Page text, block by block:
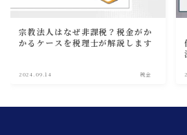
宗教法人はなぜ非課税？税金がか
かるケースを税理士が解説します
2024.09.14 税金